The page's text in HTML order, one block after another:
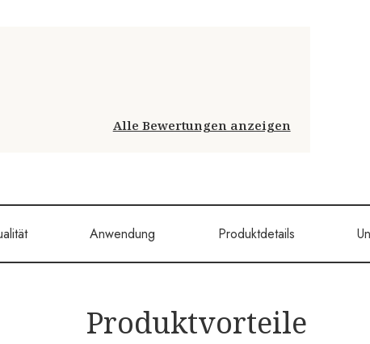
Alle Bewertungen anzeigen
Anwendung Produktdetails
Produktvorteile